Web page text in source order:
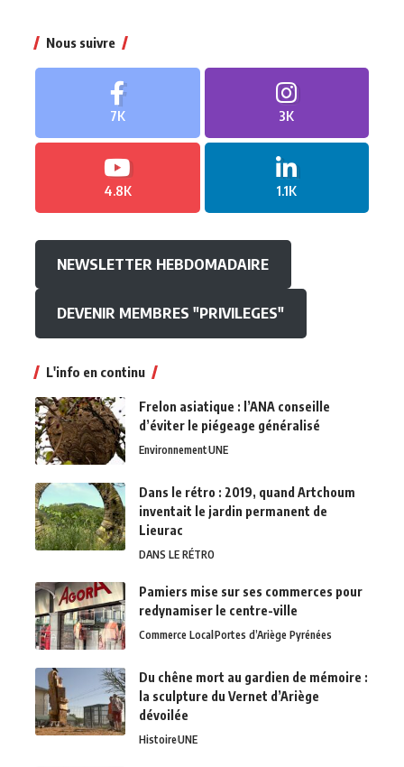
Nous suivre
7K 3K
4.8K 1.1K
NEWSLETTER HEBDOMADAIRE
DEVENIR MEMBRES "PRIVILEGES"
L'info en continu
Frelon asiatique : l’ANA conseille
d’éviter le piégeage généralisé
EnvironnementUNE
Dans le rétro : 2019, quand Artchoum
inventait le jardin permanent de
Lieurac
DANS LE RÉTRO
Pamiers mise sur ses commerces pour
redynamiser le centre-ville
Commerce LocalPortes d’Ariège Pyrénées
Du chêne mort au gardien de mémoire :
la sculpture du Vernet d’Ariège
dévoilée
HistoireUNE